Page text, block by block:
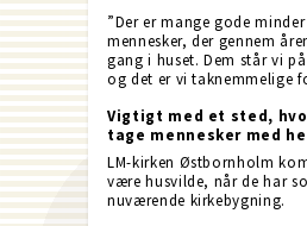
”Der er mange gode
mennesker, der gennem
gang i huset. Dem står vi
og det er vi taknemmelige
Vigtigt med et sted,
tage mennesker med
LM-kirken Østbornholm
være husvilde, når de har
nuværende kirkebygning.